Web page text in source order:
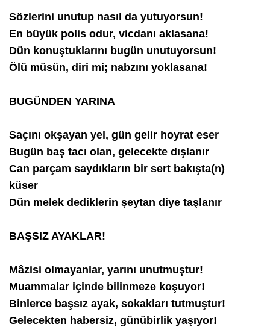
Sözlerini unutup nasıl da yutuyorsun!
En büyük polis odur, vicdanı aklasana!
Dün konuştuklarını bugün unutuyorsun!
Ölü müsün, diri mi; nabzını yoklasana!
BUGÜNDEN YARINA
Saçını okşayan yel, gün gelir hoyrat eser
Bugün baş tacı olan, gelecekte dışlanır
Can parçam saydıkların bir sert bakışta(n)
küser
Dün melek dediklerin şeytan diye taşlanır
BAŞSIZ AYAKLAR!
Mâzisi olmayanlar, yarını unutmuştur!
Muammalar içinde bilinmeze koşuyor!
Binlerce başsız ayak, sokakları tutmuştur!
Gelecekten habersiz, günübirlik yaşıyor!